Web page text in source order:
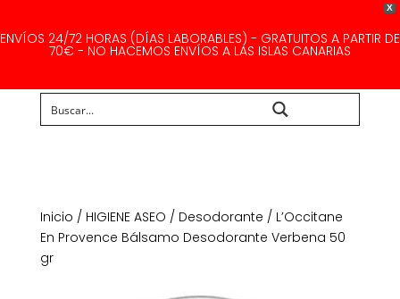
X
ENVÍOS 24/72 HORAS (DÍAS LABORABLES) - GRATUITOS A PARTIR DE
70€ - NO HACEMOS ENVÍOS A LAS ISLAS CANARIAS
Inicio / HIGIENE ASEO / Desodorante / L’Occitane
En Provence Bálsamo Desodorante Verbena 50
gr